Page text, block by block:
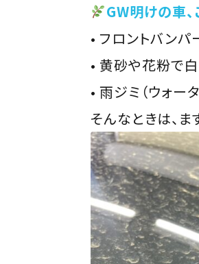
GW明けの車
• フロントバン
• 黄砂や花粉で白
• 雨ジミ（ウォー
そんなときは、ま